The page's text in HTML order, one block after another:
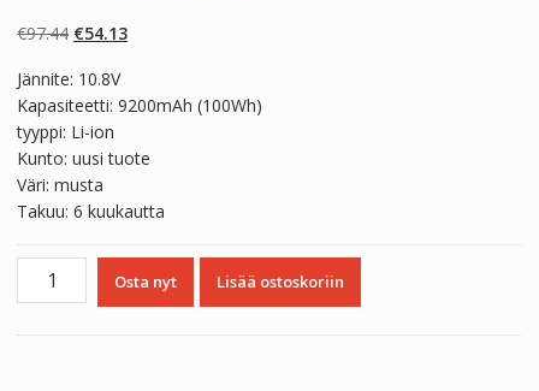
asiakkaan
€97.44 Alkuperäinen
oli:
€97.44.
€54.13Nykyinen
€54.13.
Jännite: 10.8V
Kapasiteetti: 9200mAh (100Wh)
tyyppi: Li-ion
Kunto: uusi tuote
Väri: musta
Takuu: 6 kuukautta
Kannettavan
tietokoneen
Osta nyt Lisää ostoskoriin